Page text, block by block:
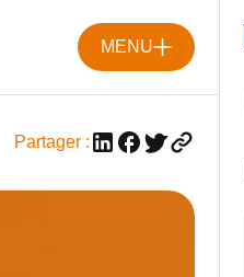
MENU
Partager :